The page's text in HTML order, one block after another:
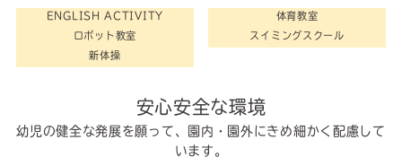
ENGLISH ACTIVITY
体育教室
ロボット教室
スイミングスクール
新体操
安心安全な環境
幼児の健全な発展を願って、園内・園外にきめ細かく配慮して
います。